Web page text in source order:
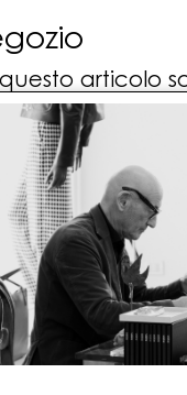
articolo
23 00053